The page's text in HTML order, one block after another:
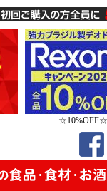
☆10%OFF☆